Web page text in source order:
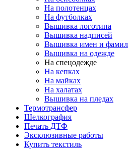
На полотенцах
На футболках
Вышивка логотипа
Вышивка надписей
Вышивка имен и
Вышивка на одежде
На спецодежде
На кепках
На майках
На халатах
Вышивка на пледах
Термотрансфер
Шелкография
Печать ДТФ
Эксклюзивные работы
Купить текстиль